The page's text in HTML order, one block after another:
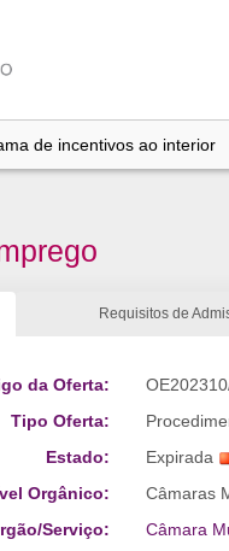
de incentivos ao interior
Requisitos de
da Oferta:
Tipo Oferta:
Estado:
Expirada
Orgânico:
Câmaras
Serviço:
Câmara